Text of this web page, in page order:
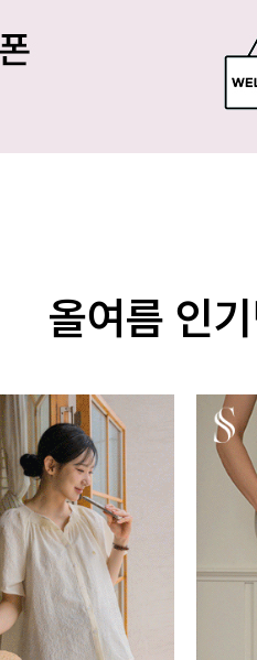
올여름 인